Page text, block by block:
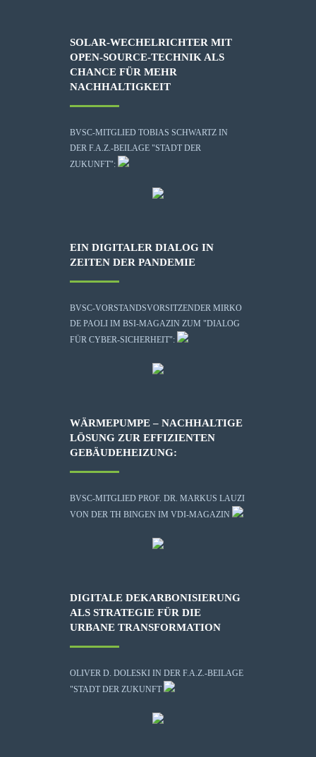
SOLAR-WECHELRICHTER MIT
OPEN-SOURCE-TECHNIK ALS
CHANCE FÜR MEHR
NACHHALTIGKEIT
BVSC-MITGLIED TOBIAS SCHWARTZ IN
DER F.A.Z.-BEILAGE "STADT DER
ZUKUNFT":
EIN DIGITALER DIALOG IN
ZEITEN DER PANDEMIE
BVSC-VORSTANDSVORSITZENDER MIRKO
DE PAOLI IM BSI-MAGAZIN ZUM "DIALOG
FÜR CYBER-SICHERHEIT":
WÄRMEPUMPE – NACHHALTIGE
LÖSUNG ZUR EFFIZIENTEN
GEBÄUDEHEIZUNG:
BVSC-MITGLIED PROF. DR. MARKUS LAUZI
VON DER TH BINGEN IM VDI-MAGAZIN
DIGITALE DEKARBONISIERUNG
ALS STRATEGIE FÜR DIE
URBANE TRANSFORMATION
OLIVER D. DOLESKI IN DER F.A.Z.-BEILAGE
"STADT DER ZUKUNFT